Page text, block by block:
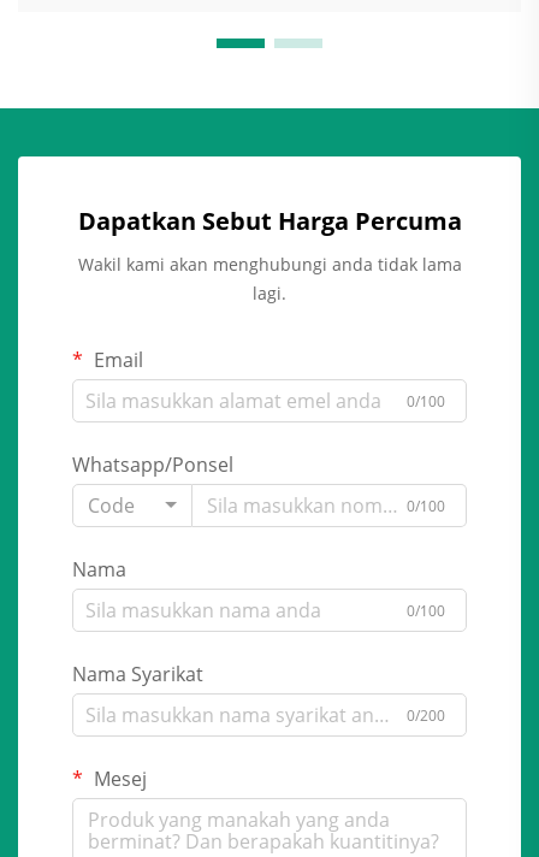
Dapatkan Sebut Harga Percuma
Wakil kami akan menghubungi anda tidak lama
lagi.
Email
0/100
Whatsapp/Ponsel
Code
0/100
Nama
0/100
Nama Syarikat
0/200
Mesej